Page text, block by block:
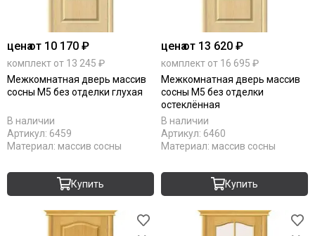
ценаот 10 170 ₽
комплект от 13 245 ₽
Межкомнатная дверь массив
сосны М5 без отделки глухая
В наличии
Артикул: 6459
Материал: массив сосны
Купить
ценаот 13 620 ₽
комплект от 16 695 ₽
Межкомнатная дверь массив
сосны М5 без отделки
остеклённая
В наличии
Артикул: 6460
Материал: массив сосны
Купить